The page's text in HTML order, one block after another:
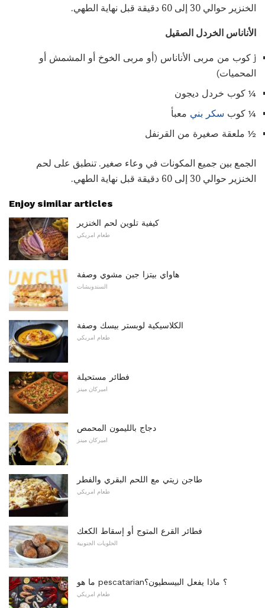
الخنزير حوالي 30 إلى 60 دقيقة قبل نهاية الطهي.
الأناناس الخردل الصقيل
j كوب من مربى الأناناس (أو مربى الخوخ أو المشمش أو
المحميات)
¼ كوب خردل ديجون
¼ كوب سكر بني معبأ
½ ملعقة صغيرة من القرنفل
الجمع بين جميع المكونات في وعاء صغير. تنطبق على لحم
الخنزير حوالي 30 إلى 60 دقيقة قبل نهاية الطهي.
Enjoy similar articles
كيفية تلوين لحم الخنزير
طعام امريكي
هاواي بيتزا جبن مشوي وصفة
السندويشات
الكلاسيكية لوبستر بيسك وصفة
طعام امريكي
فطائر مستحيلة
اميركان مينز
دجاج بالليمون المحمص
اميركان مينز
طاجن زيتي مع اللحم البقري والفطر
طعام امريكي
فطائر القرع المتوج أو إسقاط الكعك
الحلويات الجنوبية
ما هو pescatarian؟ ماذا يفعل البيسطيون؟
طعام امريكي